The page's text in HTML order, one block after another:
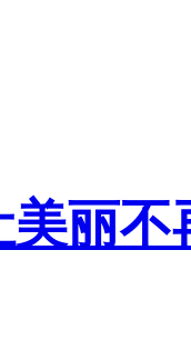
丽不